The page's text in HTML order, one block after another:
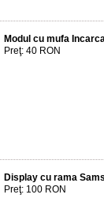
Modul cu mufa
Preţ: 40 RON
Display cu rama
Preţ: 100 RON